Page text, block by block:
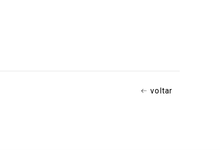
voltar